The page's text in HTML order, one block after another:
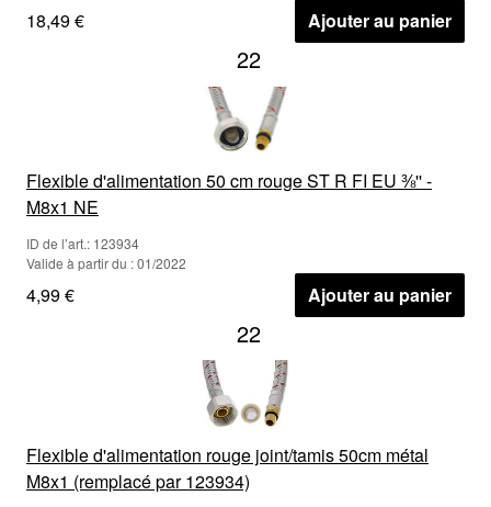
18,49 € Ajouter au panier
22
Flexible d'alimentation 50 cm rouge ST R FI EU ⅜'' -
M8x1 NE
ID de l’art.: 123934
Valide à partir du : 01/2022
4,99 € Ajouter au panier
22
Flexible d'alimentation rouge joint/tamis 50cm métal
M8x1 (remplacé par 123934)